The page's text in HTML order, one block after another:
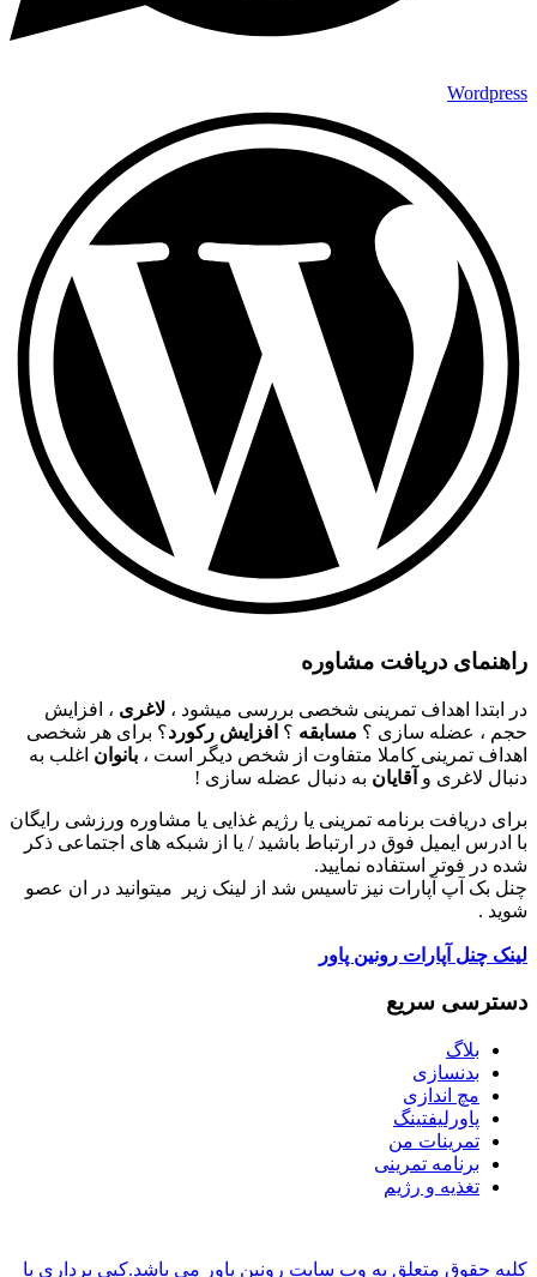
Wordpress
راهنمای دریافت مشاوره
در ابتدا اهداف تمرینی شخصی بررسی میشود ، لاغری ، افزایش
حجم ، عضله سازی ؟ مسابقه ؟ افزایش رکورد؟ برای هر شخصی
اهداف تمرینی کاملا متفاوت از شخص دیگر است ، بانوان اغلب به
دنبال لاغری و آقایان به دنبال عضله سازی !
برای دریافت برنامه تمرینی یا رژیم غذایی یا مشاوره ورزشی رایگان
با ادرس ایمیل فوق در ارتباط باشید / یا از شبکه های اجتماعی ذکر
شده در فوتر استفاده نمایید.
چنل بک آپ آپارات نیز تاسیس شد از لینک زیر میتوانید در ان عصو
شوید .
لینک چنل آپارات رونین پاور
دسترسی سریع
بلاگ
بدنسازی
مچ اندازی
پاورلیفتینگ
تمرینات من
برنامه تمرینی
تغذیه و رژیم
کلیه حقوق متعلق به وب سایت رونین پاور می باشد.کپی برداری با